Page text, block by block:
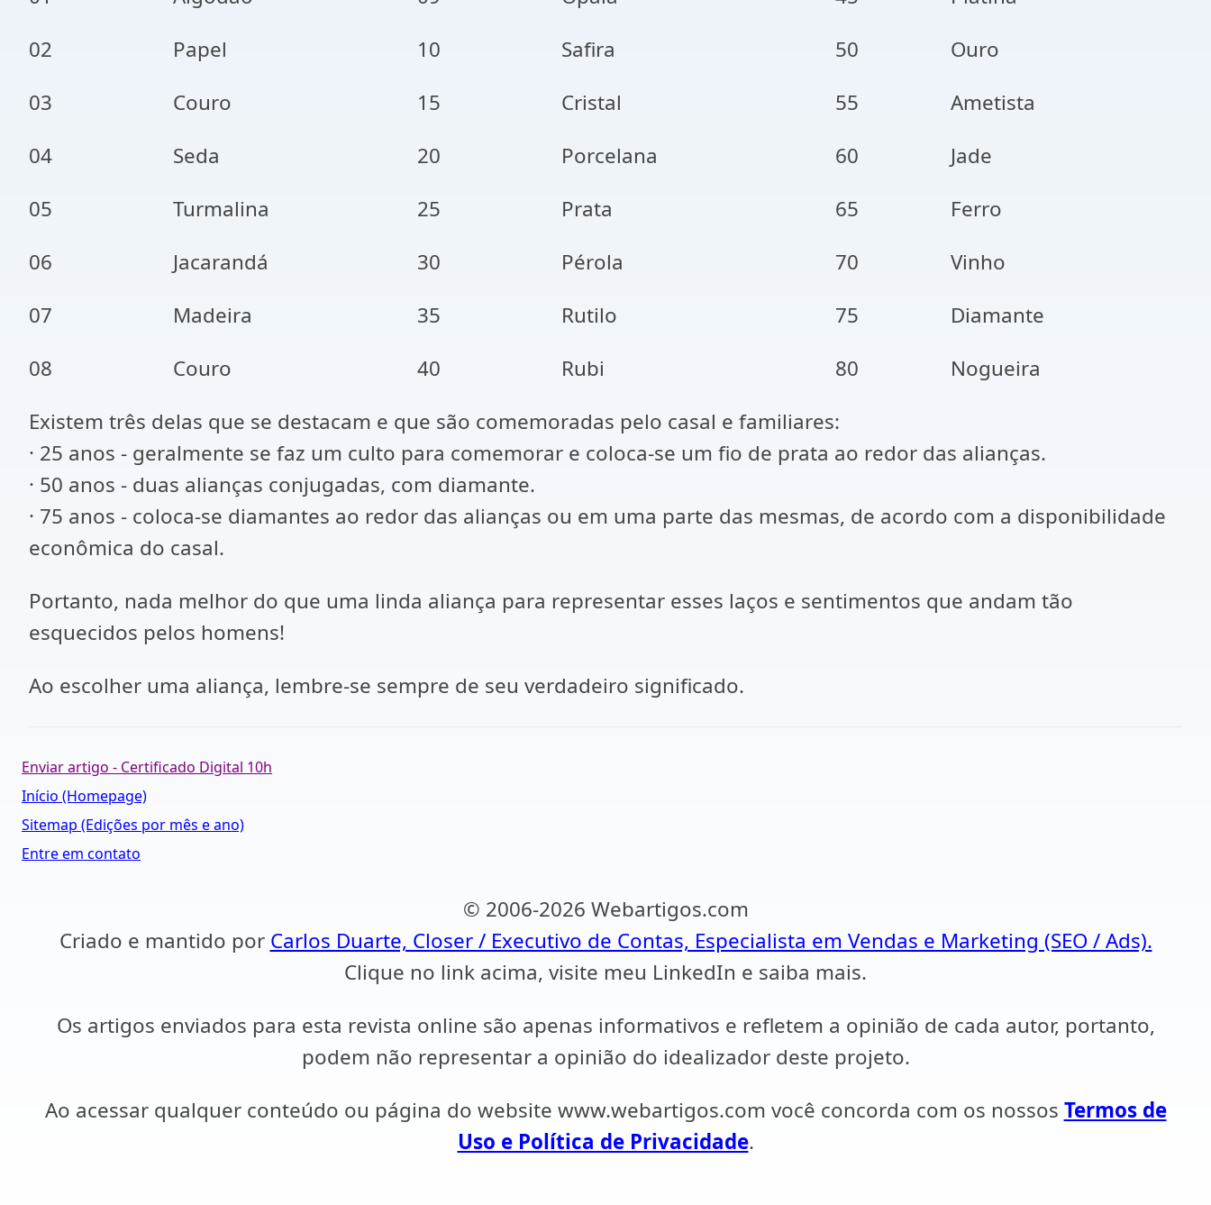
02
Papel 10 Safira 50
Ouro
03
Couro 15 Cristal 55
Ametista
04
Seda 20 Porcelana 60
Jade
05
Turmalina 25 Prata 65
Ferro
06
Jacarandá 30 Pérola 70
Vinho
07
Madeira 35 Rutilo 75
Diamante
08
Couro 40 Rubi 80
Nogueira
Existem três delas que se destacam e que são comemoradas pelo casal e familiares:
· 25 anos - geralmente se faz um culto para comemorar e coloca-se um fio de prata ao redor das alianças.
· 50 anos - duas alianças conjugadas, com diamante.
· 75 anos - coloca-se diamantes ao redor das alianças ou em uma parte das mesmas, de acordo com a disponibilidade
econômica do casal.
Portanto, nada melhor do que uma linda aliança para representar esses laços e sentimentos que andam tão
esquecidos pelos homens!
Ao escolher uma aliança, lembre-se sempre de seu verdadeiro significado.
Enviar artigo - Certificado Digital 10h
Início (Homepage)
Sitemap (Edições por mês e ano)
Entre em contato
© 2006-2026 Webartigos.com
Criado e mantido por Carlos Duarte, Closer / Executivo de Contas, Especialista em Vendas e Marketing (SEO / Ads).
Clique no link acima, visite meu LinkedIn e saiba mais.
Os artigos enviados para esta revista online são apenas informativos e refletem a opinião de cada autor, portanto,
podem não representar a opinião do idealizador deste projeto.
Ao acessar qualquer conteúdo ou página do website www.webartigos.com você concorda com os nossos Termos de
Uso e Política de Privacidade.